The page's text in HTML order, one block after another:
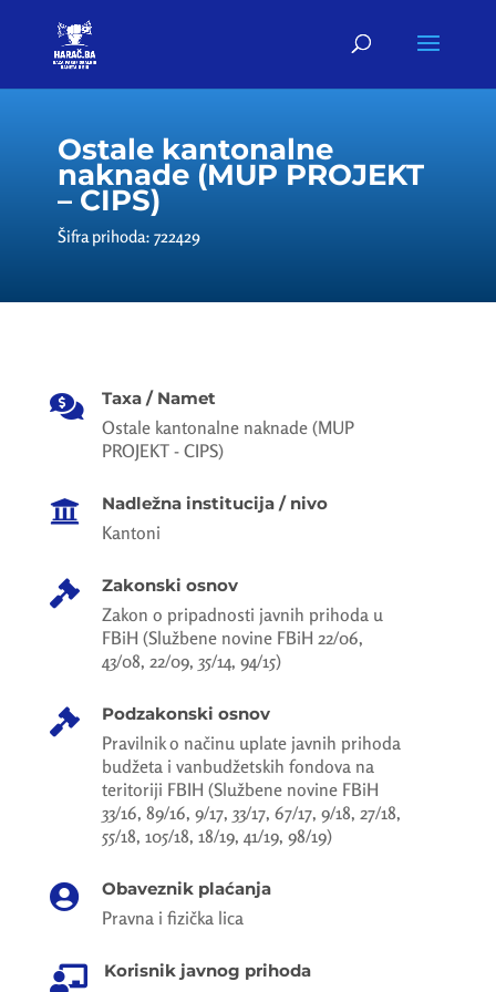
Ostale kantonalne
naknade (MUP PROJEKT
– CIPS)
Šifra prihoda: 722429
 Taxa / Namet
Ostale kantonalne naknade (MUP
PROJEKT - CIPS)
 Nadležna institucija / nivo
Kantoni
 Zakonski osnov
Zakon o pripadnosti javnih prihoda u
FBiH (Službene novine FBiH 22/06,
43/08, 22/09, 35/14, 94/15)
 Podzakonski osnov
Pravilnik o načinu uplate javnih prihoda
budžeta i vanbudžetskih fondova na
teritoriji FBIH (Službene novine FBiH
33/16, 89/16, 9/17, 33/17, 67/17, 9/18, 27/18,
55/18, 105/18, 18/19, 41/19, 98/19)
 Obaveznik plaćanja
Pravna i fizička lica
 Korisnik javnog prihoda